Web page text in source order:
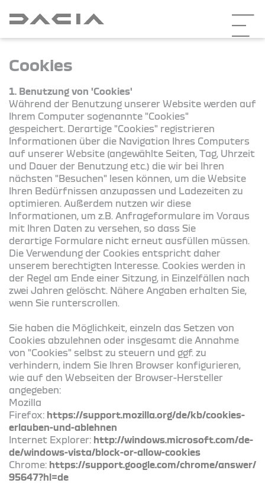
Cookies
1. Benutzung von 'Cookies'
Während der Benutzung unserer Website werden auf
Ihrem Computer sogenannte "Cookies"
gespeichert. Derartige "Cookies" registrieren
Informationen über die Navigation Ihres Computers
auf unserer Website (angewählte Seiten, Tag, Uhrzeit
und Dauer der Benutzung etc.) die wir bei Ihren
nächsten "Besuchen" lesen können, um die Website
Ihren Bedürfnissen anzupassen und Ladezeiten zu
optimieren. Außerdem nutzen wir diese
Informationen, um z.B. Anfrageformulare im Voraus
mit Ihren Daten zu versehen, so dass Sie
derartige Formulare nicht erneut ausfüllen müssen.
Die Verwendung der Cookies entspricht daher
unserem berechtigten Interesse. Cookies werden in
der Regel am Ende einer Sitzung, in Einzelfällen nach
zwei Jahren gelöscht. Nähere Angaben erhalten Sie,
wenn Sie runterscrollen.
Sie haben die Möglichkeit, einzeln das Setzen von
Cookies abzulehnen oder insgesamt die Annahme
von "Cookies" selbst zu steuern und ggf. zu
verhindern, indem Sie Ihren Browser konfigurieren,
wie auf den Webseiten der Browser-Hersteller
angegeben:
Mozilla
Firefox: https://support.mozilla.org/de/kb/cookies-
erlauben-und-ablehnen
Internet Explorer: http://windows.microsoft.com/de-
de/windows-vista/block-or-allow-cookies
Chrome: https://support.google.com/chrome/answer/
95647?hl=de